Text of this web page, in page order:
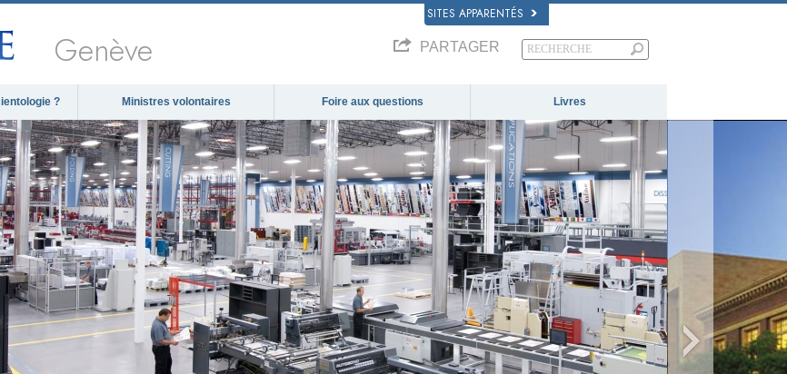
SITES APPARENTÉS
Genève PARTAGER
? Ministres volontaires Foire aux questions Livres